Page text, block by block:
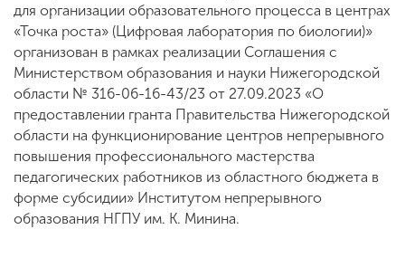
для организации образовательного процесса в центрах
«Точка роста» (Цифровая лаборатория по биологии)»
организован в рамках реализации Соглашения с
Министерством образования и науки Нижегородской
области № 316-06-16-43/23 от 27.09.2023 «О
предоставлении гранта Правительства Нижегородской
области на функционирование центров непрерывного
повышения профессионального мастерства
педагогических работников из областного бюджета в
форме субсидии» Институтом непрерывного
образования НГПУ им. К. Минина.